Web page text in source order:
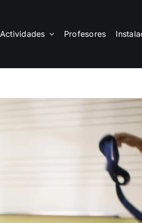
Actividades Profesores